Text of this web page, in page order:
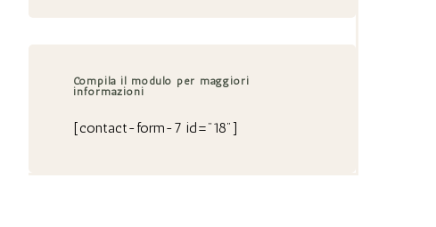
Compila il modulo per maggiori
informazioni
[contact-form-7 id="18"]